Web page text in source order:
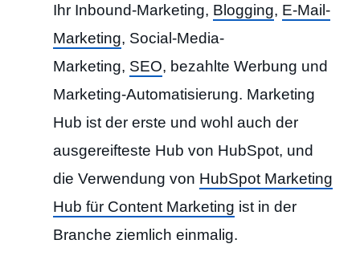
Ihr Inbound-Marketing, Blogging, E-Mail-
Marketing, Social-Media-
Marketing, SEO, bezahlte Werbung und
Marketing-Automatisierung. Marketing
Hub ist der erste und wohl auch der
ausgereifteste Hub von HubSpot, und
die Verwendung von HubSpot Marketing
Hub für Content Marketing ist in der
Branche ziemlich einmalig.